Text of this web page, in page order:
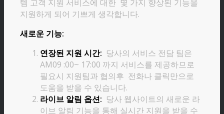
템 고객 지원 서비스에 대한 몇 가지 향상된 기능을
지원하게 되어 기쁘게 생각합니다.
새로운 기능:
연장된 지원 시간: 당사의 서비스 전담 팀은
AM09 :00~ 17:00 까지 서비스를 제공하므로
필요시 지원팀과 협의후 전화나 클릭만으로
도움을 받을 수 있습니다.
라이브 알림 옵션: 당사 웹사이트의 새로운 라
이브 알림 기능을 통해 실시간 지원을 받을 수